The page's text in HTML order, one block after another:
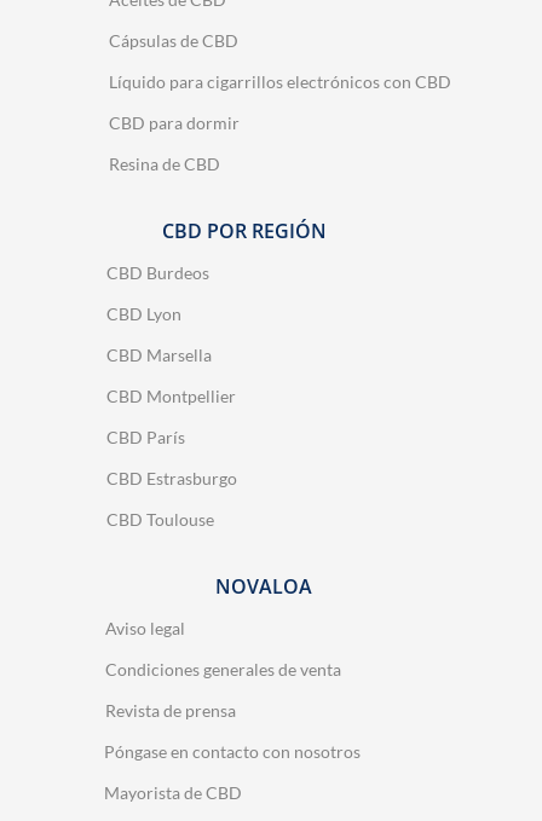
Cápsulas de CBD
Líquido para cigarrillos electrónicos con CBD
CBD para dormir
Resina de CBD
CBD POR REGIÓN
CBD Burdeos
CBD Lyon
CBD Marsella
CBD Montpellier
CBD París
CBD Estrasburgo
CBD Toulouse
NOVALOA
Aviso legal
Condiciones generales de venta
Revista de prensa
Póngase en contacto con nosotros
Mayorista de CBD